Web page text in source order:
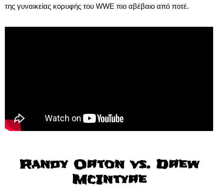
της γυναικείας κορυφής του WWE πιο αβέβαιο από ποτέ.
Randy Orton vs. Drew
McIntyre